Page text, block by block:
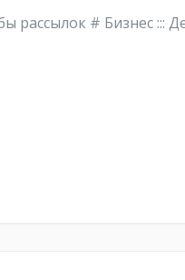
рассылок # Бизнес :::